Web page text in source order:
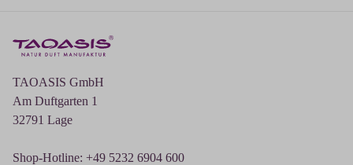
TAOASIS GmbH
Am Duftgarten 1
32791 Lage
Shop-Hotline: +49 5232 6904 600